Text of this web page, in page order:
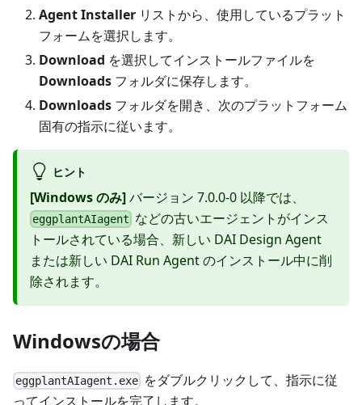
Agent Installer リストから、使用しているプラット
フォームを選択します。
Download を選択してインストールファイルを
Downloads フォルダに保存します。
Downloads フォルダを開き、次のプラットフォーム
固有の指示に従います。
ヒント
[Windows のみ]バージョン 7.0.0-0 以降では、
eggplantAIagent などの古いエージェントがインス
トールされている場合、新しい DAI Design Agent
または新しい DAI Run Agent のインストール中に削
除されます。
Windowsの場合
eggplantAIagent.exe をダブルクリックして、指示に従
ってインストールを完了します。